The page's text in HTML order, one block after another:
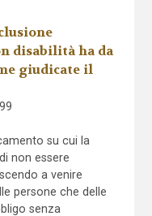
disabilità ha da
giudicate il
su cui la
non essere
a venire
persone che delle
senza